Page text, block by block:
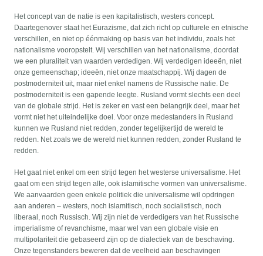
Het concept van de natie is een kapitalistisch, westers concept.
Daartegenover staat het Eurazisme, dat zich richt op culturele en etnische
verschillen, en niet op éénmaking op basis van het individu, zoals het
nationalisme vooropstelt. Wij verschillen van het nationalisme, doordat
we een pluraliteit van waarden verdedigen. Wij verdedigen ideeën, niet
onze gemeenschap; ideeën, niet onze maatschappij. Wij dagen de
postmoderniteit uit, maar niet enkel namens de Russische natie. De
postmoderniteit is een gapende leegte. Rusland vormt slechts een deel
van de globale strijd. Het is zeker en vast een belangrijk deel, maar het
vormt niet het uiteindelijke doel. Voor onze medestanders in Rusland
kunnen we Rusland niet redden, zonder tegelijkertijd de wereld te
redden. Net zoals we de wereld niet kunnen redden, zonder Rusland te
redden.
Het gaat niet enkel om een strijd tegen het westerse universalisme. Het
gaat om een strijd tegen alle, ook islamitische vormen van universalisme.
We aanvaarden geen enkele politiek die universalisme wil opdringen
aan anderen – westers, noch islamitisch, noch socialistisch, noch
liberaal, noch Russisch. Wij zijn niet de verdedigers van het Russische
imperialisme of revanchisme, maar wel van een globale visie en
multipolariteit die gebaseerd zijn op de dialectiek van de beschaving.
Onze tegenstanders beweren dat de veelheid aan beschavingen